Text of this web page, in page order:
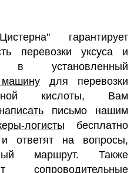
гарантирует
перевозки уксуса и
в установленный
машину для перевозки
кислоты, Вам
письмо нашим
логисты бесплатно
и ответят на вопросы,
маршрут. Также
сопроводительные